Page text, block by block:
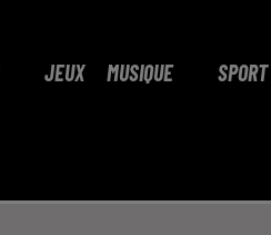
JEUX MUSIQUE SPORT